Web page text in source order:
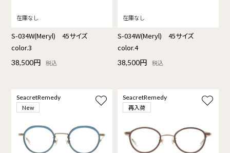
S-034W(Meryl) 45サイズ
color.3
38,500円 税込
S-034W(Meryl) 45サイズ
color.4
38,500円 税込
SeacretRemedy
New
SeacretRemedy
再入荷